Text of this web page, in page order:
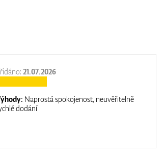
21.07.2026
Naprostá spokojenost, neuvěřitelně
dodání